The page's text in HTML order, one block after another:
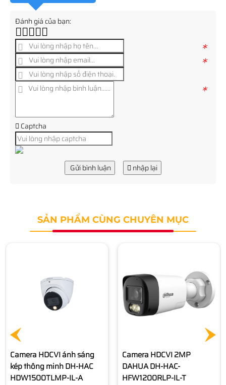
Đánh giá của bạn:
*
*
*
Captcha
Gửi bình luận nhập lại
SẢN PHẨM CÙNG CHUYÊN MỤC
Camera HDCVI 2MP
DAHUA DH-HAC-
HFW1200RLP-IL-T
IL-A
320.000 đ